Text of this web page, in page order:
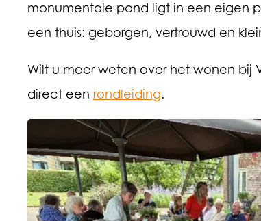
monumentale pand ligt in een eigen
een thuis: geborgen, vertrouwd en
Wilt u meer weten over het wonen bij
direct een rondleiding.